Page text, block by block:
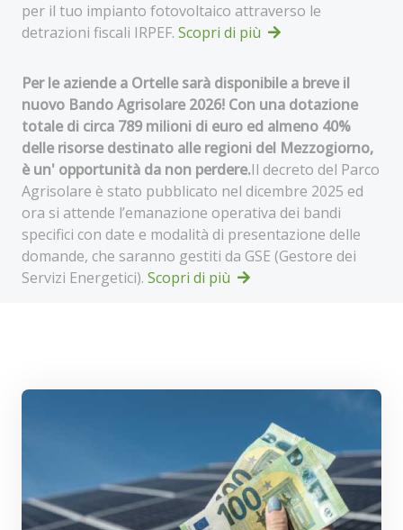
per il tuo impianto fotovoltaico attraverso le
detrazioni fiscali IRPEF. Scopri di più
Per le aziende a Ortelle sarà disponibile a breve il
nuovo Bando Agrisolare 2026! Con una dotazione
totale di circa 789 milioni di euro ed almeno 40%
delle risorse destinato alle regioni del Mezzogiorno,
è un' opportunità da non perdere.Il decreto del Parco
Agrisolare è stato pubblicato nel dicembre 2025 ed
ora si attende l’emanazione operativa dei bandi
specifici con date e modalità di presentazione delle
domande, che saranno gestiti da GSE (Gestore dei
Servizi Energetici). Scopri di più